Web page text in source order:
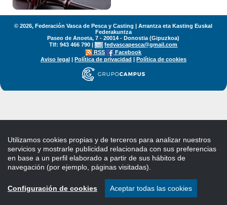
© 2026, Federación Vasca de Pesca y Casting | Arrantza eta Kasting Euskal
Federakuntza
Paseo de Anoeta, 7 - 20014 - Donostia (Gipuzkoa)
Tlf: 943 466 790 |
fedvascapesca@gmail.com
RSS
Facebook
Aviso legal| Política de privacidad | Política de cookies
Utilizamos cookies propias y de terceros para analizar nuestros
servicios y mostrarle publicidad relacionada con sus preferencias
en base a un perfil elaborado a partir de sus hábitos de
navegación (por ejemplo, páginas visitadas).
Configuración de cookies Aceptar todas las cookies